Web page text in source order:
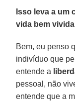
Isso leva a um
vida bem
Bem, eu penso
indivíduo que
entende a
pessoal, não
entende que a